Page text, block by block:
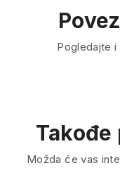
Pogledajte
Možda će vas